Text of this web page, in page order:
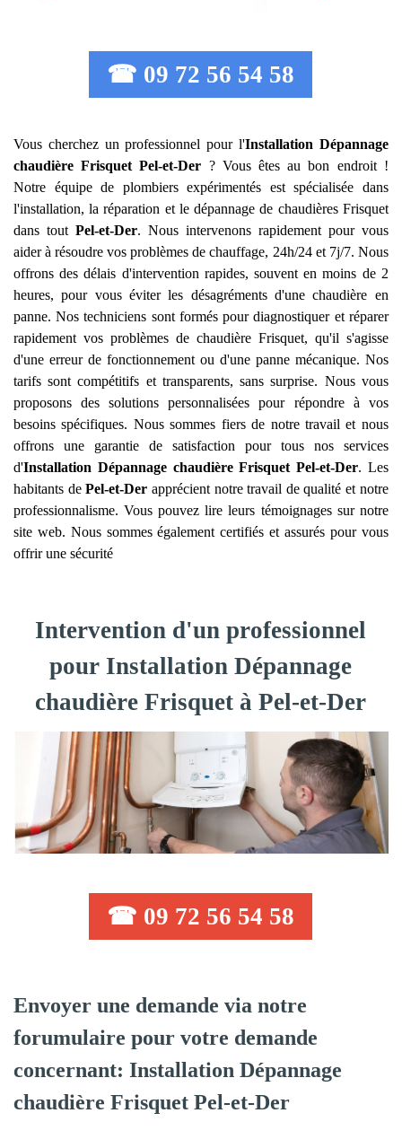
☎ 09 72 56 54 58
Vous cherchez un professionnel pour l'Installation Dépannage
chaudière Frisquet Pel-et-Der ? Vous êtes au bon endroit !
Notre équipe de plombiers expérimentés est spécialisée dans
l'installation, la réparation et le dépannage de chaudières Frisquet
dans tout Pel-et-Der. Nous intervenons rapidement pour vous
aider à résoudre vos problèmes de chauffage, 24h/24 et 7j/7. Nous
offrons des délais d'intervention rapides, souvent en moins de 2
heures, pour vous éviter les désagréments d'une chaudière en
panne. Nos techniciens sont formés pour diagnostiquer et réparer
rapidement vos problèmes de chaudière Frisquet, qu'il s'agisse
d'une erreur de fonctionnement ou d'une panne mécanique. Nos
tarifs sont compétitifs et transparents, sans surprise. Nous vous
proposons des solutions personnalisées pour répondre à vos
besoins spécifiques. Nous sommes fiers de notre travail et nous
offrons une garantie de satisfaction pour tous nos services
d'Installation Dépannage chaudière Frisquet Pel-et-Der. Les
habitants dePel-et-Der apprécient notre travail de qualité et notre
professionnalisme. Vous pouvez lire leurs témoignages sur notre
site web. Nous sommes également certifiés et assurés pour vous
offrir une sécurité
Intervention d'un professionnel
pour Installation Dépannage
chaudière Frisquet à Pel-et-Der
☎ 09 72 56 54 58
Envoyer une demande via notre
forumulaire pour votre demande
concernant: Installation Dépannage
chaudière Frisquet Pel-et-Der